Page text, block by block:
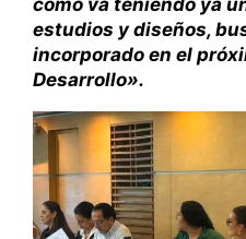
cómo va teniendo ya
estudios y diseños,
incorporado en el
Desarrollo».